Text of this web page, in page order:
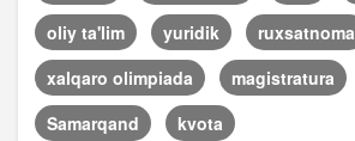
oliy ta'lim
yuridik
ruxsatnoma
xalqaro olimpiada
magistratura
Samarqand
kvota